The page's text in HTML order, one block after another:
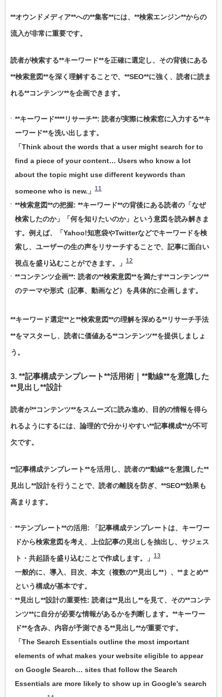
**オウンドメディア**への**集客**には、**検索エンジン**からの
流入が非常に重要です。
読者が検索する**キーワード**を正確に選定し、その背後にある
**検索意図**を深く理解することで、**SEO**に強く、読者に読ま
れる**コンテンツ**を企画できます。
**キーワード****リサーチ**: 読者が実際に検索窓に入力する**キ
ーワード**を洗い出します。
「Think about the words that a user might search for to
find a piece of your content… Users who know a lot
about the topic might use different keywords than
someone who is new.」 11
**検索意図**の把握: **キーワード**の背後にある読者の「なぜ
検索したのか」「何を知りたいのか」という意図を読み解きま
す。例えば、「Yahoo!知恵袋やTwitterなどでキーワードを検
索し、ユーザーの生の声をリサーチすることで、記事に面白い
視点を盛り込むことができます。」 12
**コンテンツ企画**: 読者の**検索意図**を満たす**コンテンツ**
のテーマや形式（記事、動画など）を具体的に企画します。
**キーワード選定**と**検索意図**の理解を深める**リサーチ手法
**をマスターし、読者に価値ある**コンテンツ**を提供しましょ
う。
3. **記事構成テンプレート**活用術｜**動線**を意識した
**見出し**設計
読者が**コンテンツ**をスムーズに読み進め、目的の情報を得ら
れるようにするには、論理的で分かりやすい**記事構成**が不可
欠です。
**記事構成テンプレート**を活用し、読者の**動線**を意識した**
見出し**設計を行うことで、読者の離脱を防ぎ、**SEO**効果も
高まります。
**テンプレート**の活用: 「記事構成テンプレートは、キーワー
ドから検索意図を考え、上位記事の見出しを抽出し、サジェス
ト・共起語を盛り込むことで作成します。」 13
一般的に、導入、目次、本文（複数の**見出し**）、**まとめ**
という構成が基本です。
**見出し**設計の重要性: 読者は**見出し**を見て、その**コンテ
ンツ**に自分が必要な情報があるかを判断します。**キーワー
ド**を含み、内容が予測できる**見出し**が重要です。
「The Search Essentials outline the most important
elements of what makes your website eligible to appear
on Google Search… sites that follow the Search
Essentials are more likely to show up in Google’s search